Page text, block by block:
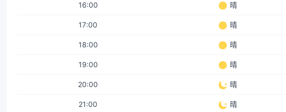
16:00 晴
17:00 晴
18:00 晴
19:00 晴
20:00 晴
21:00 晴